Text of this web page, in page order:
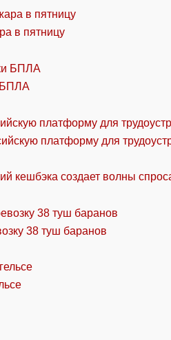
в пятницу
БПЛА
платформу для
кешбэка создает волны
38 туш баранов